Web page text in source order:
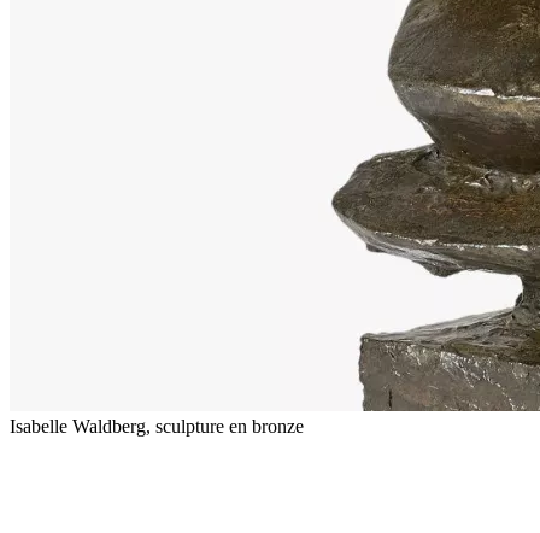
Isabelle Waldberg, sculpture en bronze